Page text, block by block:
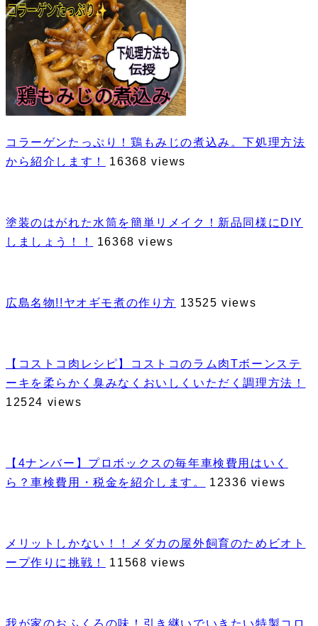
コラーゲンたっぷり！鶏もみじの煮込み。下処理方法
から紹介します！
16368 views
塗装のはがれた水筒を簡単リメイク！新品同様にDIY
しましょう！！
16368 views
広島名物!!ヤオギモ煮の作り方 13525 views
【コストコ肉レシピ】コストコのラム肉Tボーンステ
ーキを柔らかく臭みなくおいしくいただく調理方法！
12524 views
【4ナンバー】プロボックスの毎年車検費用はいく
ら？車検費用・税金を紹介します。
12336 views
メリットしかない！！メダカの屋外飼育のためビオト
ープ作りに挑戦！
11568 views
我が家のおふくろの味！引き継いでいきたい特製コロ